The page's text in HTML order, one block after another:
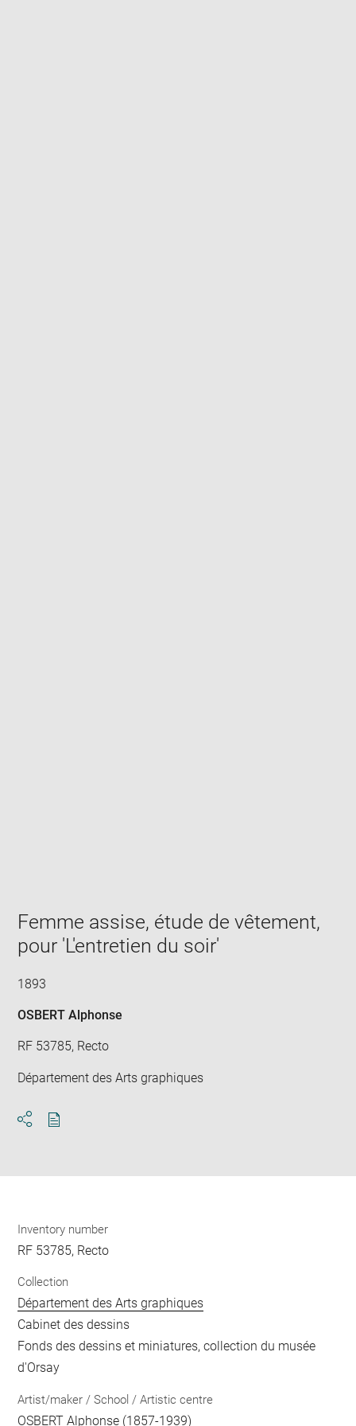
window
Femme assise, étude de vêtement,
pour 'L'entretien du soir'
1893
OSBERT Alphonse
RF 53785, Recto
Département des Arts graphiques
Inventory number
RF 53785, Recto
Collection
Département des Arts graphiques
Cabinet des dessins
Fonds des dessins et miniatures, collection du musée
d'Orsay
Artist/maker / School / Artistic centre
OSBERT Alphonse (1857-1939)